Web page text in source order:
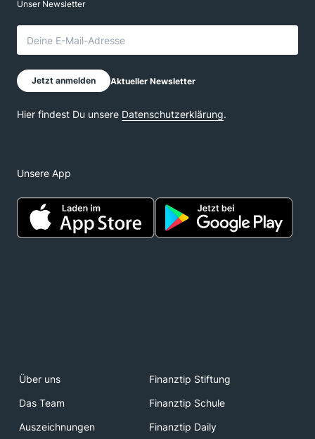
Unsere App
Über uns
Finanztip Stiftung
Das Team
Finanztip Schule
Auszeichnungen
Finanztip Daily